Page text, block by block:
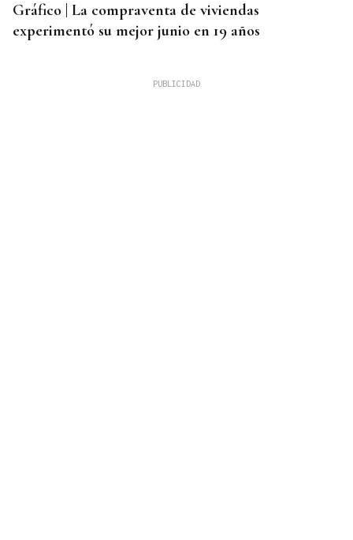
Gráfico | La compraventa de viviendas
experimentó su mejor junio en 19 años